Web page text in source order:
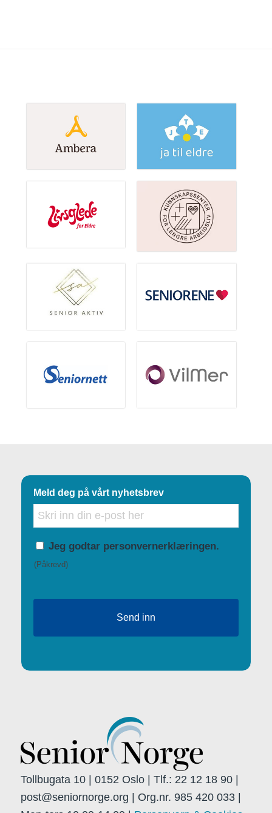
Tollbugata 10 | 0152 Oslo | Tlf.: 22 12 18 90 |
post@seniornorge.org | Org.nr. 985 420 033 |
Meld deg på vårt nyhetsbrev
E-
post
Tillatelse
(Påkrevd)
Jeg godtar personvernerklæringen.
(Påkrevd)